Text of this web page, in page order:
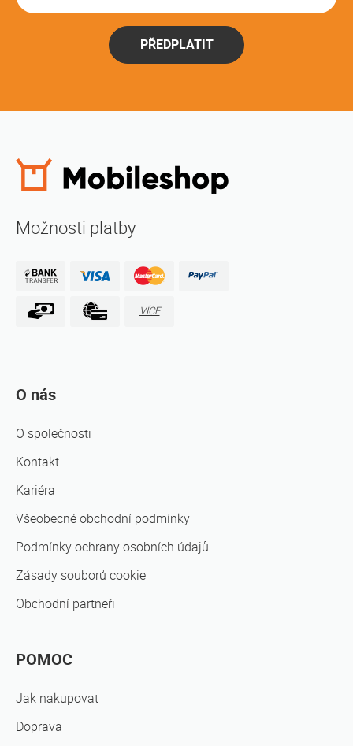
PŘEDPLATIT
Možnosti platby
VÍCE
O nás
O společnosti
Kontakt
Kariéra
Všeobecné obchodní podmínky
Podmínky ochrany osobních údajů
Zásady souborů cookie
Obchodní partneři
POMOC
Jak nakupovat
Doprava